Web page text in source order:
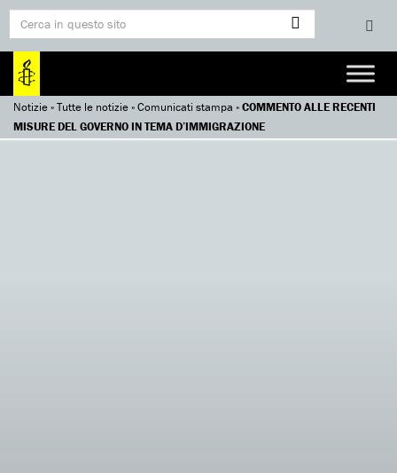
Notizie»Tutte le notizie»Comunicati stampa »COMMENTO ALLE RECENTI
MISURE DEL GOVERNO IN TEMA D’IMMIGRAZIONE